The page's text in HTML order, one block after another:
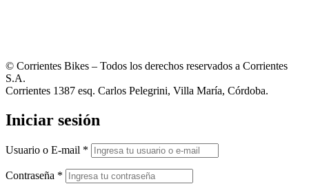
© Corrientes Bikes – Todos los derechos reservados a Corrientes
S.A.
Corrientes 1387 esq. Carlos Pelegrini, Villa María, Córdoba.
Iniciar sesión
Usuario o E-mail *
Contraseña *